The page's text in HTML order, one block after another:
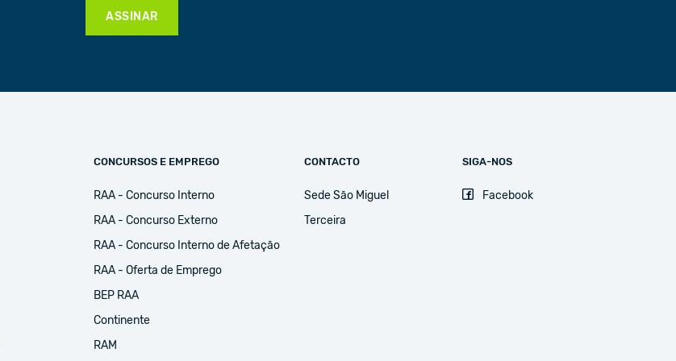
ASSINAR
CONCURSOS E EMPREGO
RAA - Concurso Interno
RAA - Concurso Externo
RAA - Concurso Interno de Afetação
RAA - Oferta de Emprego
BEP RAA
Continente
RAM
CONTACTO
Sede São Miguel
Terceira
SIGA-NOS
Facebook